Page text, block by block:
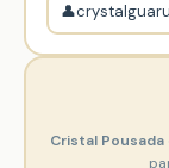
👤
Cristal Pousada